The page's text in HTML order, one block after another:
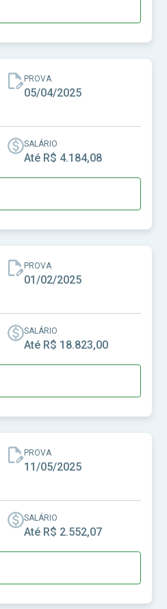
PROVA
05/04/2025
SALÁRIO
Até R$ 4.184,08
PROVA
01/02/2025
SALÁRIO
Até R$ 18.823,00
PROVA
11/05/2025
SALÁRIO
Até R$ 2.552,07